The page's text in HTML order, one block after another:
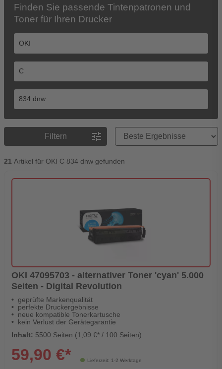
Finden Sie passende Tintenpatronen und
Toner für Ihren Drucker
Filtern tune
Preisreihenfolge
21 Artikel für OKI C 834 dnw gefunden
OKI 47095703 - alternativer Toner 'cyan' 5.000
Seiten - Digital Revolution
geprüfte Markenqualität
perfekte Druckergebnisse
neue kompatible Tonerkartusche
kein Verlust der Gerätegarantie
Inhalt: 5500 Seiten (1,09 €* / 100 Seiten)
Lieferzeit: 1-2 Werktage
59,90 €*